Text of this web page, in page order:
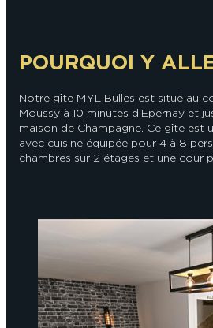
POURQUOI Y
Notre gîte MYL Bulles est situé au
Moussy à 10 minutes d'Epernay et
maison de Champagne. Ce gîte est
avec cuisine équipée pour 4 à 8
chambres sur 2 étages et une cour